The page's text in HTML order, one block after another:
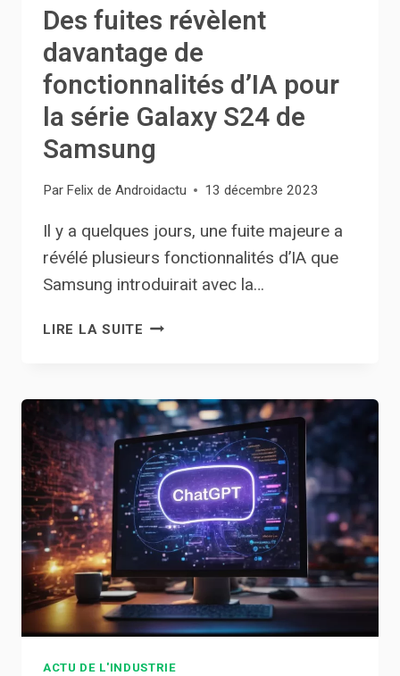
Des fuites révèlent
davantage de
fonctionnalités d’IA pour
la série Galaxy S24 de
Samsung
Par Felix de Androidactu 13 décembre 2023
Il y a quelques jours, une fuite majeure a
révélé plusieurs fonctionnalités d’IA que
Samsung introduirait avec la…
LIRE LA SUITE DES
DE
FONCTIONNALITÉS
D’IA
POUR
LA
SÉRIE
GALAXY
S24
SAMSUNG
ACTU DE L'INDUSTRIE